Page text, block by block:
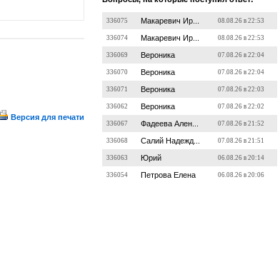
Версия для печати
336075 Макаревич Ир... 08.08.26 в 22:53
336074 Макаревич Ир... 08.08.26 в 22:53
336069 Вероника 07.08.26 в 22:04
336070 Вероника 07.08.26 в 22:04
336071 Вероника 07.08.26 в 22:03
336062 Вероника 07.08.26 в 22:02
336067 Фадеева Ален... 07.08.26 в 21:52
336068 Салий Надежд... 07.08.26 в 21:51
336063 Юрий 06.08.26 в 20:14
336054 Петрова Елена 06.08.26 в 20:06